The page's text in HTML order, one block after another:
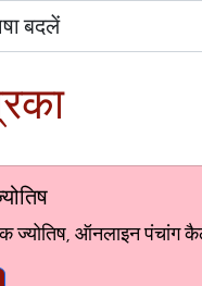
ऑनलाइन पंचांग